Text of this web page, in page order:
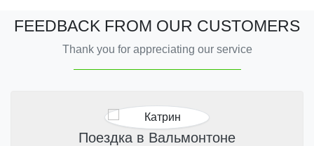
FEEDBACK FROM OUR CUSTOMERS
Thank you for appreciating our service
Поездка в Вальмонтоне